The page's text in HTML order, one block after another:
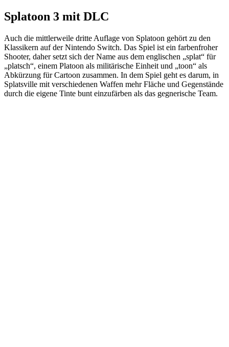
Splatoon 3 mit DLC
Auch die mittlerweile dritte Auflage von Splatoon gehört zu den
Klassikern auf der Nintendo Switch. Das Spiel ist ein farbenfroher
Shooter, daher setzt sich der Name aus dem englischen „splat“ für
„platsch“, einem Platoon als militärische Einheit und „toon“ als
Abkürzung für Cartoon zusammen. In dem Spiel geht es darum, in
Splatsville mit verschiedenen Waffen mehr Fläche und Gegenstände
durch die eigene Tinte bunt einzufärben als das gegnerische Team.